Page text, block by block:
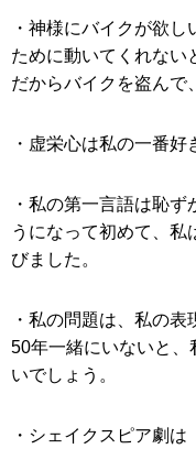
・神様にバイクが欲
ために動いてくれない
だからバイクを盗んで
・虚栄心は私の一番好
・私の第一言語は恥
うになって初めて、私
びました。
・私の問題は、私の表
50年一緒にいないと、
いでしょう。
・シェイクスピア劇